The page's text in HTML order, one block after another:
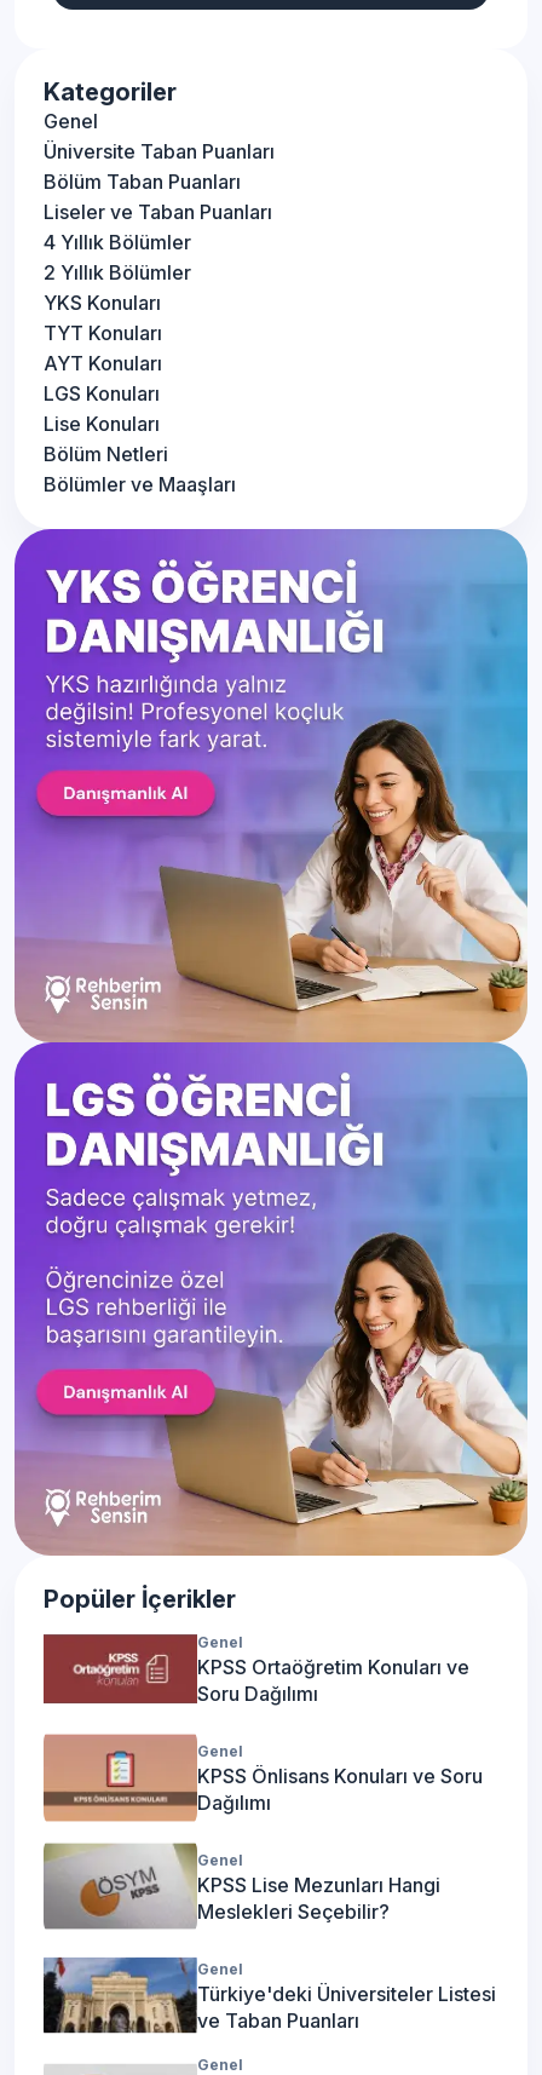
Kategoriler
Genel
Üniversite Taban Puanları
Bölüm Taban Puanları
Liseler ve Taban Puanları
4 Yıllık Bölümler
2 Yıllık Bölümler
YKS Konuları
TYT Konuları
AYT Konuları
LGS Konuları
Lise Konuları
Bölüm Netleri
Bölümler ve Maaşları
Popüler İçerikler
Genel
KPSS Ortaöğretim Konuları ve
Soru Dağılımı
Genel
KPSS Önlisans Konuları ve Soru
Dağılımı
Genel
KPSS Lise Mezunları Hangi
Meslekleri Seçebilir?
Genel
Türkiye'deki Üniversiteler Listesi
ve Taban Puanları
Genel